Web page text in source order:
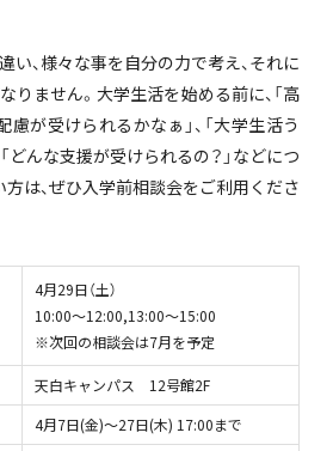
い、様々な事を自分の力で考え、それに
りません。大学生活を始める前に、「高
慮が受けられるかなぁ」、「大学生活う
どんな支援が受けられるの？」などにつ
方は、ぜひ入学前相談会をご利用くださ
4月29日（土）
10:00～12:00,13:00～15:00
※次回の相談会は7月を予定
天白キャンパス 12号館2F
4月7日(金)～27日(木) 17:00まで